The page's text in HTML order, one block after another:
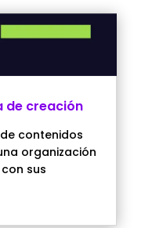
de creación
contenidos
organización
sus